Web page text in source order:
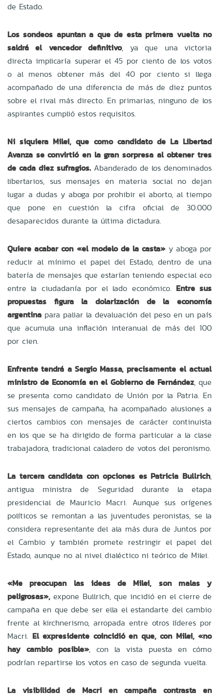
de Estado.
Los sondeos apuntan a que de esta primera vuelta no
saldrá el vencedor definitivo, ya que una victoria
directa implicaría superar el 45 por ciento de los votos
o al menos obtener más del 40 por ciento si llega
acompañado de una diferencia de más de diez puntos
sobre el rival más directo. En primarias, ninguno de los
aspirantes cumplió estos requisitos.
Ni siquiera Milei, que como candidato de La Libertad
Avanza se convirtió en la gran sorpresa al obtener tres
de cada diez sufragios. Abanderado de los denominados
libertarios, sus mensajes en materia social no dejan
lugar a dudas y aboga por prohibir el aborto, al tiempo
que pone en cuestión la cifra oficial de 30.000
desaparecidos durante la última dictadura.
Quiere acabar con «el modelo de la casta» y aboga por
reducir al mínimo el papel del Estado, dentro de una
batería de mensajes que estarían teniendo especial eco
entre la ciudadanía por el lado económico. Entre sus
propuestas figura la dolarización de la economía
argentina para paliar la devaluación del peso en un país
que acumula una inflación interanual de más del 100
por cien.
Enfrente tendrá a Sergio Massa, precisamente el actual
ministro de Economía en el Gobierno de Fernández, que
se presenta como candidato de Unión por la Patria. En
sus mensajes de campaña, ha acompañado alusiones a
ciertos cambios con mensajes de carácter continuista
en los que se ha dirigido de forma particular a la clase
trabajadora, tradicional caladero de votos del peronismo.
La tercera candidata con opciones es Patricia Bullrich,
antigua ministra de Seguridad durante la etapa
presidencial de Mauricio Macri. Aunque sus orígenes
políticos se remontan a las juventudes peronistas, se la
considera representante del ala más dura de Juntos por
el Cambio y también promete restringir el papel del
Estado, aunque no al nivel dialéctico ni teórico de Milei.
«Me preocupan las ideas de Milei, son malas y
peligrosas», expone Bullrich, que incidió en el cierre de
campaña en que debe ser ella el estandarte del cambio
frente al kirchnerismo, arropada entre otros líderes por
Macri. El expresidente coincidió en que, con Milei, «no
hay cambio posible», con la vista puesta en cómo
podrían repartirse los votos en caso de segunda vuelta.
La visibilidad de Macri en campaña contrasta en